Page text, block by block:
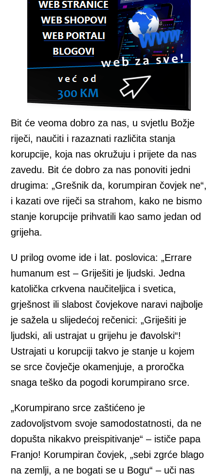
Bit će veoma dobro za nas, u svjetlu Božje
riječi, naučiti i razaznati različita stanja
korupcije, koja nas okružuju i prijete da nas
zavedu. Bit će dobro za nas ponoviti jedni
drugima: „Grešnik da, korumpiran čovjek ne“,
i kazati ove riječi sa strahom, kako ne bismo
stanje korupcije prihvatili kao samo jedan od
grijeha.
U prilog ovome ide i lat. poslovica: „Errare
humanum est – Griješiti je ljudski. Jedna
katolička crkvena naučiteljica i svetica,
grješnost ili slabost čovjekove naravi najbolje
je sažela u slijedećoj rečenici: „Griješiti je
ljudski, ali ustrajat u grijehu je đavolski“!
Ustrajati u korupciji takvo je stanje u kojem
se srce čovječje okamenjuje, a proročka
snaga teško da pogodi korumpirano srce.
„Korumpirano srce zaštićeno je
zadovoljstvom svoje samodostatnosti, da ne
dopušta nikakvo preispitivanje“ – ističe papa
Franjo! Korumpiran čovjek, „sebi zgrće blago
na zemlji, a ne bogati se u Bogu“ – uči nas